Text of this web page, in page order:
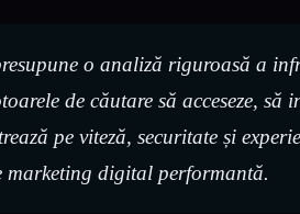
o analiză riguroasă a
de căutare să acceseze, să
pe viteză, securitate și
marketing digital performantă.